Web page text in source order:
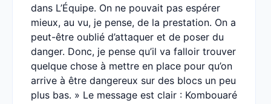
dans L’Équipe. On ne pouvait pas espérer
mieux, au vu, je pense, de la prestation. On a
peut-être oublié d’attaquer et de poser du
danger. Donc, je pense qu’il va falloir trouver
quelque chose à mettre en place pour qu’on
arrive à être dangereux sur des blocs un peu
plus bas. » Le message est clair : Kombouaré